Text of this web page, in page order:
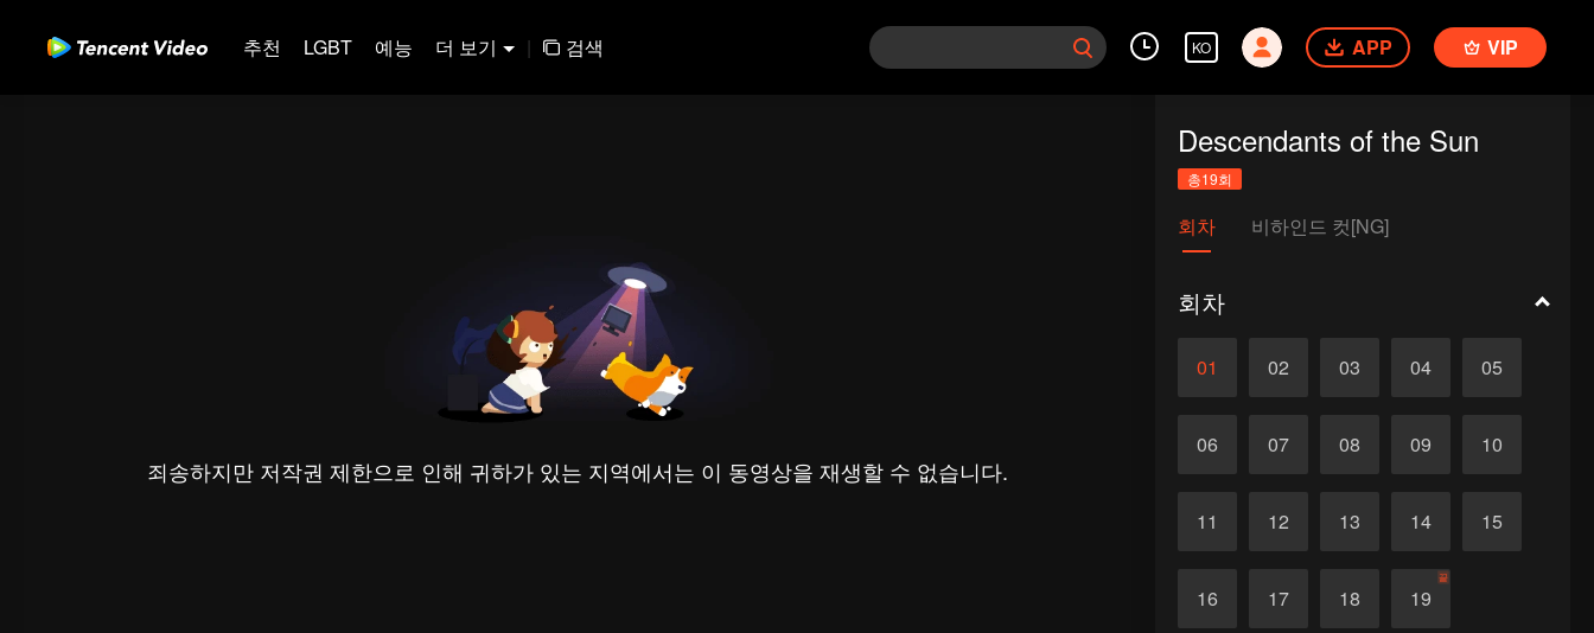
추천 LGBT 예능 더 보기 | 검색 KO APP VIP
죄송하지만 저작권 제한으로 인해 귀하가 있는 지역에서는 이 동영상을 재생할 수 없습니다.
Descendants of the Sun
총19회
회차 비하인드 컷[NG]
회차
01 02 03 04 05
06 07 08 09 10
11 12 13 14 15
16 17 18 19
끝